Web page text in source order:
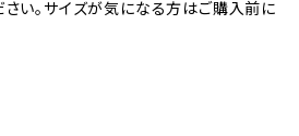
さい。サイズが気になる方はご購入前に